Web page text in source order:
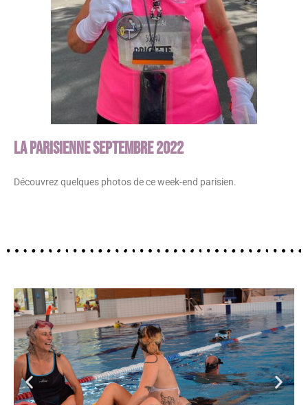
La Parisienne Septembre 2022
Découvrez quelques photos de ce week-end parisien.